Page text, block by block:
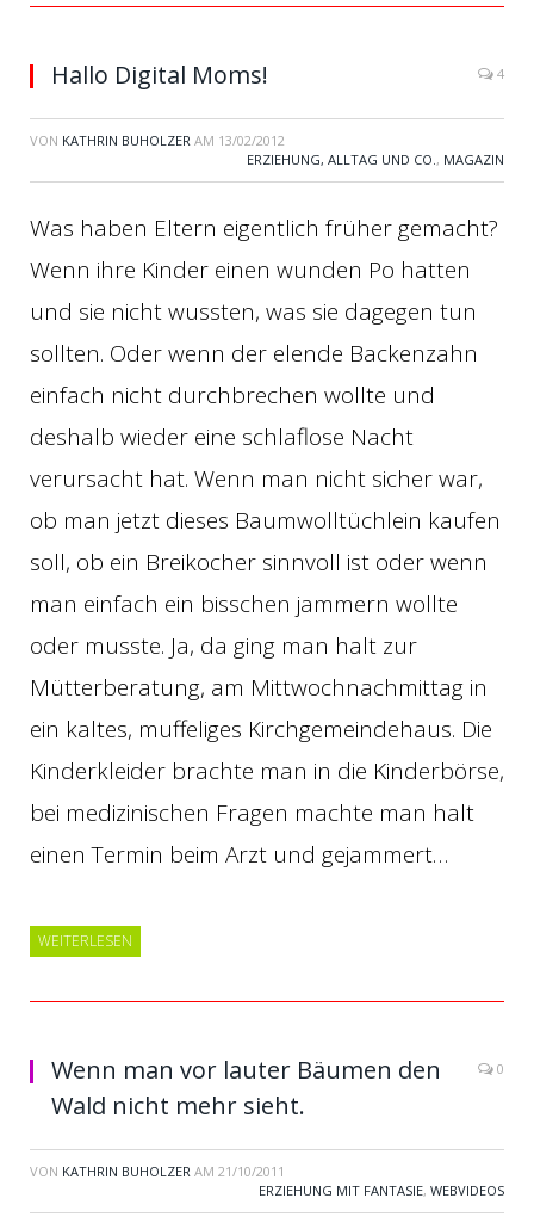
Hallo Digital Moms! 4
VON KATHRIN BUHOLZER AM 13/02/2012
ERZIEHUNG, ALLTAG UND CO. , MAGAZIN
Was haben Eltern eigentlich früher gemacht?
Wenn ihre Kinder einen wunden Po hatten
und sie nicht wussten, was sie dagegen tun
sollten. Oder wenn der elende Backenzahn
einfach nicht durchbrechen wollte und
deshalb wieder eine schlaflose Nacht
verursacht hat. Wenn man nicht sicher war,
ob man jetzt dieses Baumwolltüchlein kaufen
soll, ob ein Breikocher sinnvoll ist oder wenn
man einfach ein bisschen jammern wollte
oder musste. Ja, da ging man halt zur
Mütterberatung, am Mittwochnachmittag in
ein kaltes, muffeliges Kirchgemeindehaus. Die
Kinderkleider brachte man in die Kinderbörse,
bei medizinischen Fragen machte man halt
einen Termin beim Arzt und gejammert…
WEITERLESEN
Wenn man vor lauter Bäumen den
Wald nicht mehr sieht.
0
VON KATHRIN BUHOLZER AM 21/10/2011
ERZIEHUNG MIT FANTASIE, WEBVIDEOS